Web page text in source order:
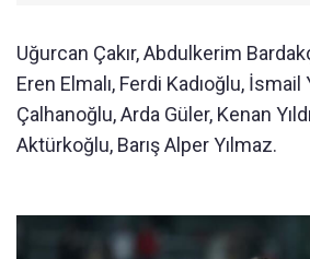
Uğurcan Çakır, Abdulkerim
Eren Elmalı, Ferdi Kadıoğlu,
Çalhanoğlu, Arda Güler, Kenan
Aktürkoğlu, Barış Alper Yılmaz.